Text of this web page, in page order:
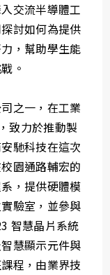
交流半導體工
討如何為提供
，幫助學生能
。
之一，在工業
致力於推動製
馳科技在這次
園通路輔宏的
，提供硬體模
驗室，並參與
智慧晶片系統
慧顯示元件與
程，由業界技